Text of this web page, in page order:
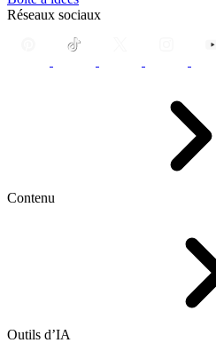
Réseaux sociaux
Contenu
Outils d’IA